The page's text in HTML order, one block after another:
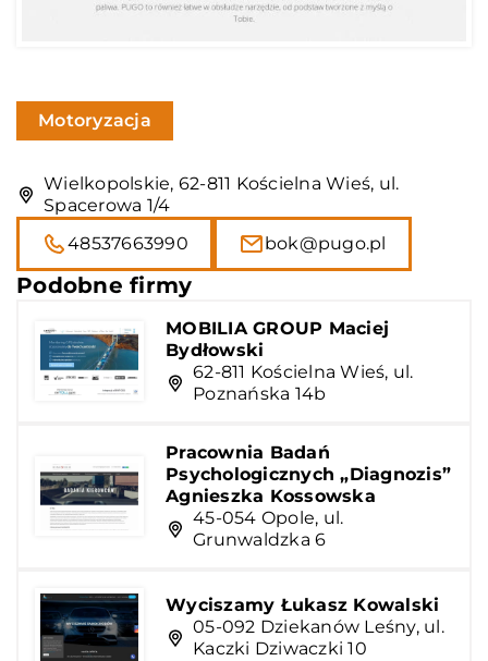
Motoryzacja
Wielkopolskie, 62-811 Kościelna Wieś, ul.
Spacerowa 1/4
48537663990
bok@pugo.pl
Podobne firmy
MOBILIA GROUP Maciej
Bydłowski
62-811 Kościelna Wieś, ul.
Poznańska 14b
Pracownia Badań
Psychologicznych „Diagnozis”
Agnieszka Kossowska
45-054 Opole, ul.
Grunwaldzka 6
Wyciszamy Łukasz Kowalski
05-092 Dziekanów Leśny, ul.
Kaczki Dziwaczki 10